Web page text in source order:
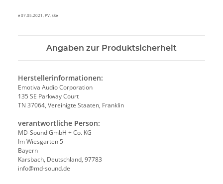
e 07.05.2021, PV, ske
Angaben zur Produktsicherheit
Herstellerinformationen:
Emotiva Audio Corporation
135 SE Parkway Court
TN 37064, Vereinigte Staaten, Franklin
verantwortliche Person:
MD-Sound GmbH + Co. KG
Im Wiesgarten 5
Bayern
Karsbach, Deutschland, 97783
info@md-sound.de